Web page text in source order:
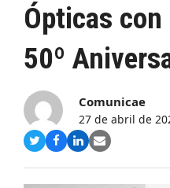
Ópticas
50º
Comunicae
27 de abril de
Compartir
Twitter
Compartir
Facebook
Compartir
LinkedIn
Share
Email